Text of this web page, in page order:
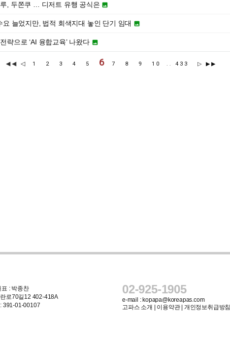
, 두쫀쿠 … 디저트 유행 공식은 
요 늘었지만, 법적 회색지대 놓인 단기 임대 
략으로 ‘AI 융합교육’ 나왔다 
◀◀ ◁ 1 2 3 4 5 6 7 8 9 10 .. 433 ▷ ▶▶
: 박종찬
로70길12 402-418A
391-01-00107
02-925-1905
e-mail : kopapa@koreapas.com
고파스 소개
이용약관| 개인정보취급방침